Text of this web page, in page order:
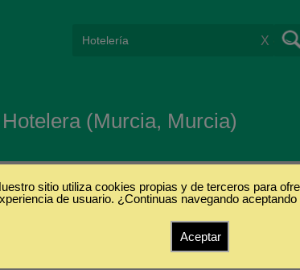
X
(Murcia, Murcia)
sitio utiliza cookies propias y de terceros para
de usuario. ¿Continuas navegando
Aceptar